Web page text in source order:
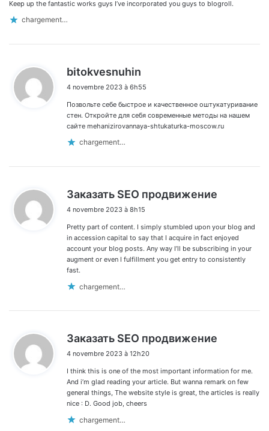
:
Keep up the fantastic works guys I’ve incorporated you guys to blogroll.
chargement…
bitokvesnuhin
t
:
4 novembre 2023 à 6h55
Позвольте себе быстрое и качественное оштукатуривание
стен. Откройте для себя современные методы на нашем
сайте mehanizirovannaya-shtukaturka-moscow.ru
chargement…
Заказать SEO продвижение
:
4 novembre 2023 à 8h15
Pretty part of content. I simply stumbled upon your blog and
in accession capital to say that I acquire in fact enjoyed
account your blog posts. Any way I’ll be subscribing in your
augment or even I fulfillment you get entry to consistently
fast.
chargement…
Заказать SEO продвижение
:
4 novembre 2023 à 12h20
I think this is one of the most important information for me.
And i’m glad reading your article. But wanna remark on few
general things, The website style is great, the articles is really
nice : D. Good job, cheers
chargement…